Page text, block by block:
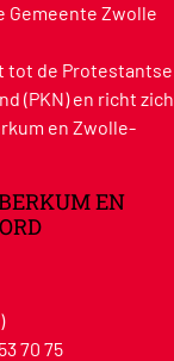
Gemeente Zwolle
tot de Protestantse
(PKN) en richt zich
en Zwolle-
EN
70 75